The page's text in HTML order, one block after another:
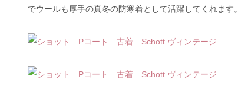
でウールも厚手の真冬の防寒着として活躍してくれます。